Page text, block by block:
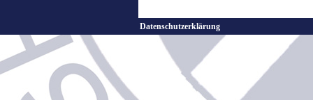
Datenschutzerklärung